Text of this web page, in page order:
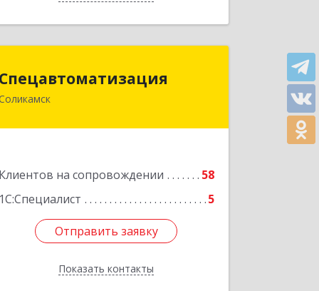
Спецавтоматизация
Клиентов на сопровождении
58
1С:Специалист
5
Отправить заявку
Показать контакты
618547, Пермский край, Соликамск г,
Отправить заявку
Назад